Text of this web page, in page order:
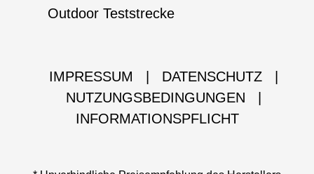
Outdoor Teststrecke
IMPRESSUM DATENSCHUTZ
NUTZUNGSBEDINGUNGEN
INFORMATIONSPFLICHT